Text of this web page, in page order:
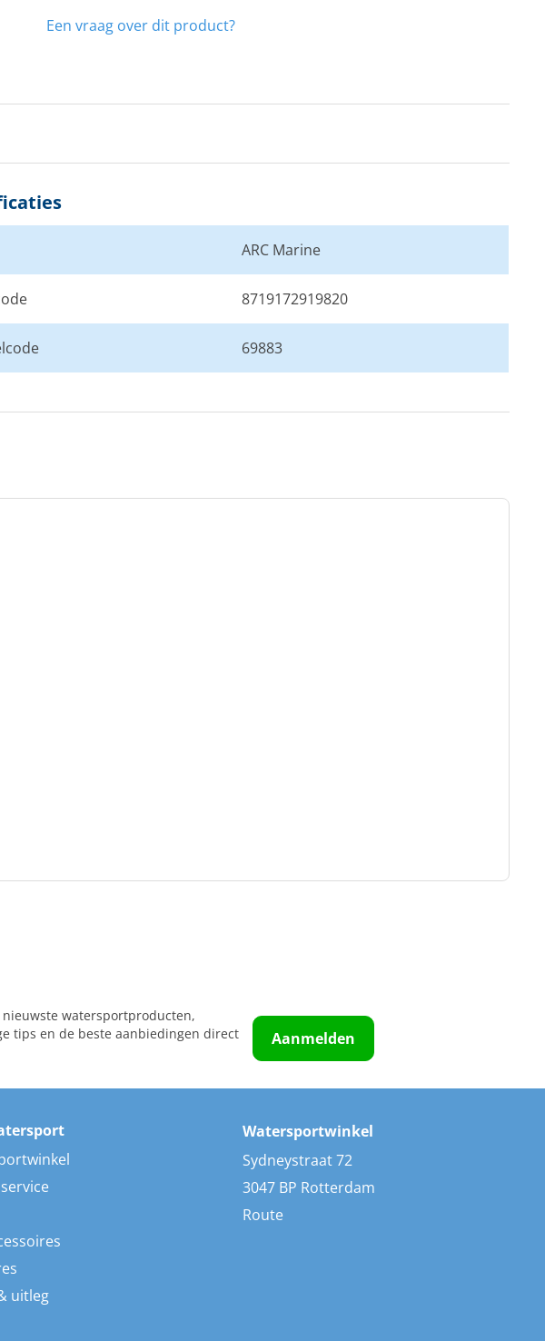
X
Een vraag over dit product?
ARC Marine
8719172919820
69883
watersportproducten,
tips en de beste aanbiedingen direct
Aanmelden
uitleg
Watersportwinkel
Sydneystraat 72
3047 BP Rotterdam
Route